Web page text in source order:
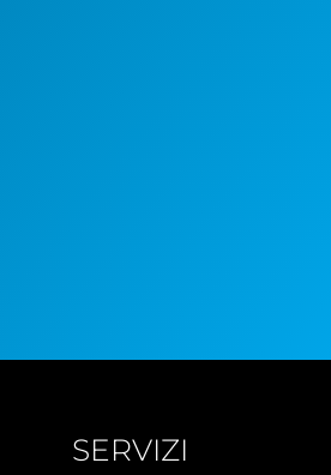
SERVIZI